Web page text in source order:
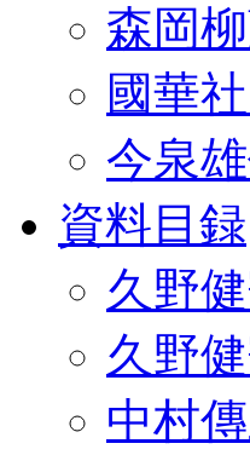
森岡
國華
今泉
資料目録
久野
久野
中村